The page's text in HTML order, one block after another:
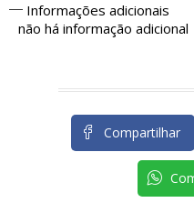
Informações adicionais
não há informação adicional
Compartilhar